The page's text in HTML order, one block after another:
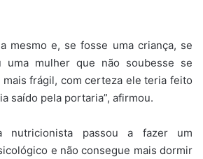
mesmo e, se fosse uma criança, se
mulher que não soubesse se
frágil, com certeza ele teria feito
saído pela portaria”, afirmou.
nutricionista passou a fazer um
e não consegue mais dormir